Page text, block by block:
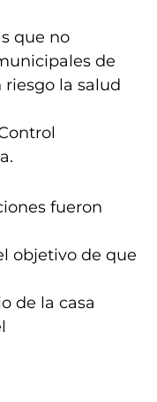
que no
de
la salud
fueron
objetivo de que
de la casa